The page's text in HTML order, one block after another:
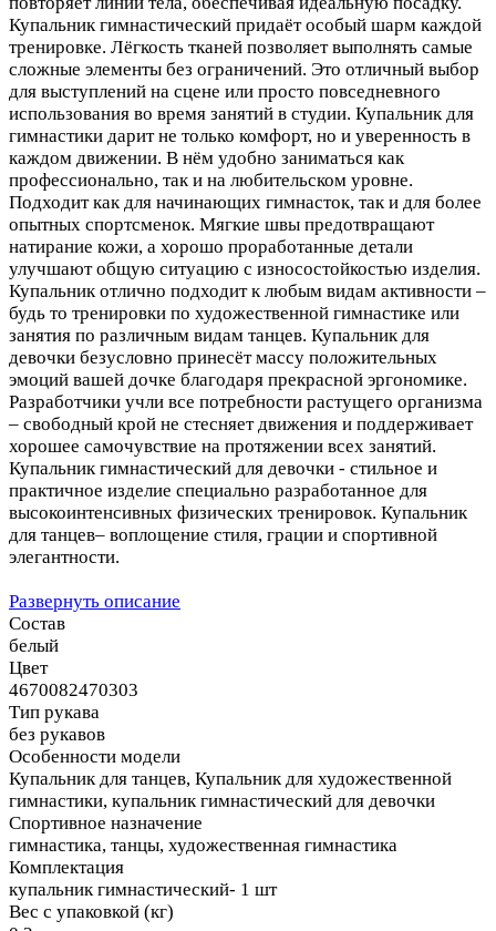
Купальник гимнастический придаёт особый шарм каждой
тренировке. Лёгкость тканей позволяет выполнять самые
сложные элементы без ограничений. Это отличный выбор
для выступлений на сцене или просто повседневного
использования во время занятий в студии. Купальник для
гимнастики дарит не только комфорт, но и уверенность в
каждом движении. В нём удобно заниматься как
профессионально, так и на любительском уровне.
Подходит как для начинающих гимнасток, так и для более
опытных спортсменок. Мягкие швы предотвращают
натирание кожи, а хорошо проработанные детали
улучшают общую ситуацию с износостойкостью изделия.
Купальник отлично подходит к любым видам активности –
будь то тренировки по художественной гимнастике или
занятия по различным видам танцев. Купальник для
девочки безусловно принесёт массу положительных
эмоций вашей дочке благодаря прекрасной эргономике.
Разработчики учли все потребности растущего организма
– свободный крой не стесняет движения и поддерживает
хорошее самочувствие на протяжении всех занятий.
Купальник гимнастический для девочки - стильное и
практичное изделие специально разработанное для
высокоинтенсивных физических тренировок. Купальник
для танцев– воплощение стиля, грации и спортивной
элегантности.
Развернуть описание
Состав
белый
Цвет
4670082470303
Тип рукава
без рукавов
Особенности модели
Купальник для танцев, Купальник для художественной
гимнастики, купальник гимнастический для девочки
Спортивное назначение
гимнастика, танцы, художественная гимнастика
Комплектация
купальник гимнастический- 1 шт
Вес с упаковкой (кг)